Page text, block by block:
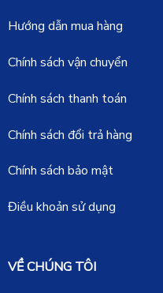
Hướng dẫn mua hàng
Chính sách vận chuyển
Chính sách thanh toán
Chính sách đổi trả hàng
Chính sách bảo mật
Điều khoản sử dụng
VỀ CHÚNG TÔI